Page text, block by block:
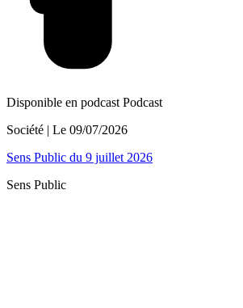
Disponible en podcast Podcast
Société | Le 09/07/2026
Sens Public du 9 juillet 2026
Sens Public